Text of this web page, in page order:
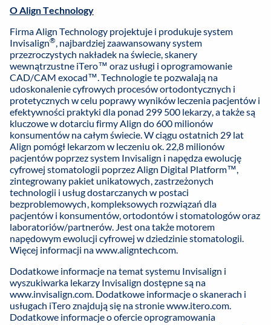
O Align Technology
Firma Align Technology projektuje i produkuje system
Invisalign®, najbardziej zaawansowany system
przezroczystych nakładek na świecie, skanery
wewnątrzustne iTero™ oraz usługi i oprogramowanie
CAD/CAM exocad™. Technologie te pozwalają na
udoskonalenie cyfrowych procesów ortodontycznych i
protetycznych w celu poprawy wyników leczenia pacjentów i
efektywności praktyki dla ponad 299 500 lekarzy, a także są
kluczowe w dotarciu firmy Align do 600 milionów
konsumentów na całym świecie. W ciągu ostatnich 29 lat
Align pomógł lekarzom w leczeniu ok. 22,8 milionów
pacjentów poprzez system Invisalign i napędza ewolucję
cyfrowej stomatologii poprzez Align Digital Platform™,
zintegrowany pakiet unikatowych, zastrzeżonych
technologii i usług dostarczanych w postaci
bezproblemowych, kompleksowych rozwiązań dla
pacjentów i konsumentów, ortodontów i stomatologów oraz
laboratoriów/partnerów. Jest ona także motorem
napędowym ewolucji cyfrowej w dziedzinie stomatologii.
Więcej informacji nawww.aligntech.com.
Dodatkowe informacje na temat systemu Invisalign i
wyszukiwarka lekarzy Invisalign dostępne są na
www.invisalign.com. Dodatkowe informacje o skanerach i
usługach iTero znajdują się na stroniewww.itero.com.
Dodatkowe informacje o ofercie oprogramowania